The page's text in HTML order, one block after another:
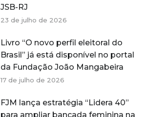
JSB-RJ
23 de julho de 2026
Livro “O novo perfil eleitoral do
Brasil” já está disponível no portal
da Fundação João Mangabeira
17 de julho de 2026
FJM lança estratégia “Lidera 40”
para ampliar bancada feminina na